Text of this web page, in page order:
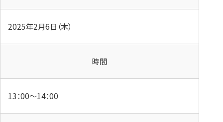
2025年2月6日（木）
時間
13：00～14：00